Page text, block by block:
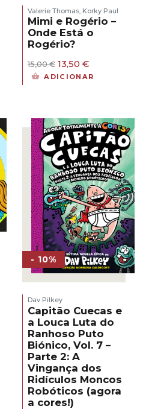
Valerie Thomas, Korky Paul
Mimi e Rogério –
Onde Está o
Rogério?
15,00€ O
preço
13,50 €O
preço
ADICIONAR
- 10%
Dav Pilkey
Capitão Cuecas e
a Louca Luta do
Ranhoso Puto
Biónico, Vol. 7 –
Parte 2: A
Vingança dos
Ridículos Moncos
Robóticos (agora
a cores!)